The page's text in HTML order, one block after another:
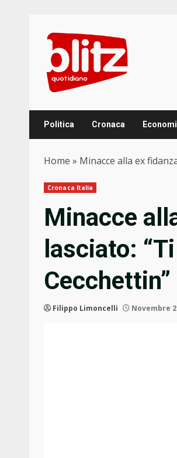
content
Politica Cronaca
Home » Minacce alla ex
Cronaca Italia
Minacce
lasciato:
Cecchettin”
Filippo Limoncelli Novembre